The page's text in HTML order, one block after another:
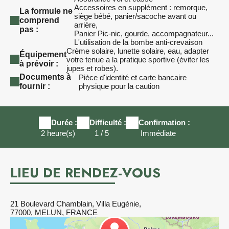
La formule ne
comprend
pas :
Accessoires en supplément : remorque,
siège bébé, panier/sacoche avant ou
arrière,
Panier Pic-nic, gourde, accompagnateur...
L'utilisation de la bombe anti-crevaison
Équipement
à prévoir :
Crème solaire, lunette solaire, eau, adapter
votre tenue a la pratique sportive (éviter les
jupes et robes).
Documents à
fournir :
Pièce d'identité et carte bancaire
physique pour la caution
Durée :
2 heure(s)
Difficulté :
1 / 5
Confirmation :
Immédiate
LIEU DE RENDEZ-VOUS
21 Boulevard Chamblain, Villa Eugénie,
77000, MELUN, FRANCE